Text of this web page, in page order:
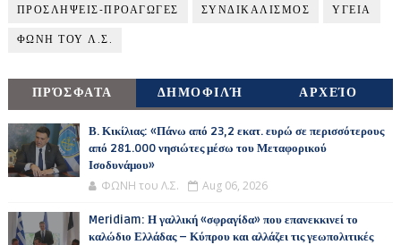
ΠΡΟΣΛΗΨΕΙΣ-ΠΡΟΑΓΩΓΕΣ ΣΥΝΔΙΚΑΛΙΣΜΟΣ ΥΓΕΙΑ
ΦΩΝΗ ΤΟΥ Λ.Σ.
ΠΡΌΣΦΑΤΑ ΔΗΜΟΦΙΛΉ ΑΡΧΕΊΟ
Β. Κικίλιας: «Πάνω από 23,2 εκατ. ευρώ σε περισσότερους
από 281.000 νησιώτες μέσω του Μεταφορικού
Ισοδυνάμου»
ΦΩΝΗ του Λ.Σ. Aug 06, 2026
Meridiam: Η γαλλική «σφραγίδα» που επανεκκινεί το
καλώδιο Ελλάδας – Κύπρου και αλλάζει τις γεωπολιτικές